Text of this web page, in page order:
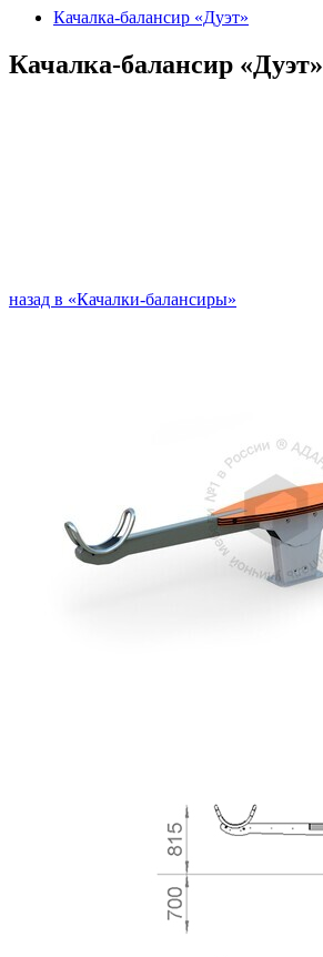
Качалка-балансир «Дуэт»
Качалка-балансир «Дуэт»
назад в «Качалки-балансиры»